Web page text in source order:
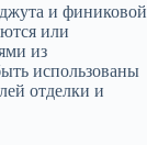
и финиковой
или
из
использованы
отделки и